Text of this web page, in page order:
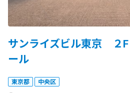
サンライズビル東京 ２
ール
東京都 中央区